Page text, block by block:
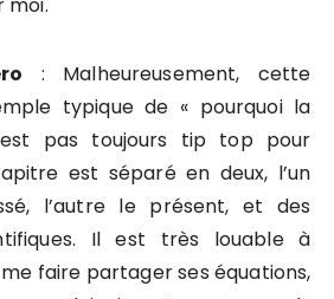
: Malheureusement, cette
typique de « pourquoi la
pas toujours tip top pour
est séparé en deux, l’un
l’autre le présent, et des
Il est très louable à
faire partager ses équations,